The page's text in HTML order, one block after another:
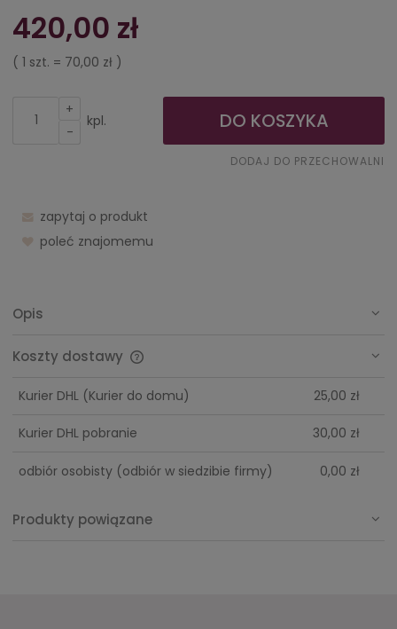
420,00 zł
( 1 szt. = 70,00 zł )
+
-
kpl. DO KOSZYKA
DODAJ DO PRZECHOWALNI
zapytaj o produkt
poleć znajomemu
Opis
Koszty dostawy
Kurier DHL (Kurier do domu) 25,00 zł
Kurier DHL pobranie 30,00 zł
odbiór osobisty (odbiór w siedzibie firmy) 0,00 zł
Produkty powiązane